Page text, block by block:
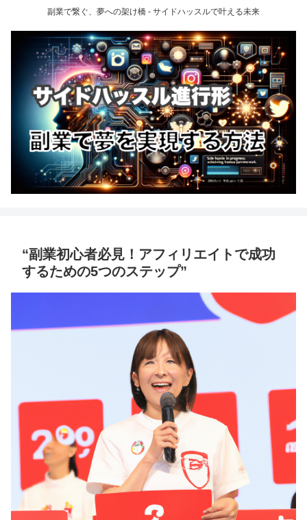
副業で繋ぐ、夢への架け橋 - サイドハッスルで叶える未来
“副業初心者必見！アフィリエイトで成功
するための5つのステップ”